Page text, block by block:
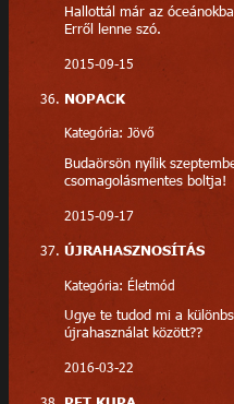
Hallottál már az
Erről lenne szó.
2015-09-15
NOPACK
Kategória: Jövő
Budaörsön nyílik
csomagolásmentes boltja!
2015-09-17
ÚJRAHASZNOSÍTÁS
Kategória: Életmód
Ugye te tudod mi a
újrahasználat között??
2016-03-22